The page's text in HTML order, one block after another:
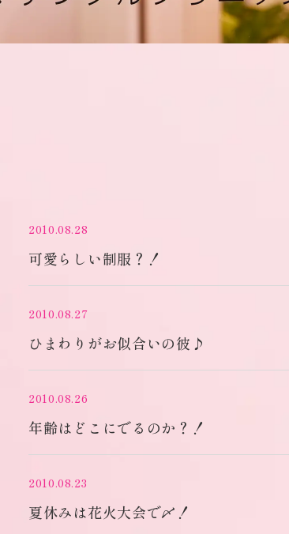
2010.08.28
可愛らしい制服？！
2010.08.27
ひまわりがお似合いの彼♪
2010.08.26
年齢はどこにでるのか？！
2010.08.23
夏休みは花火大会で〆！